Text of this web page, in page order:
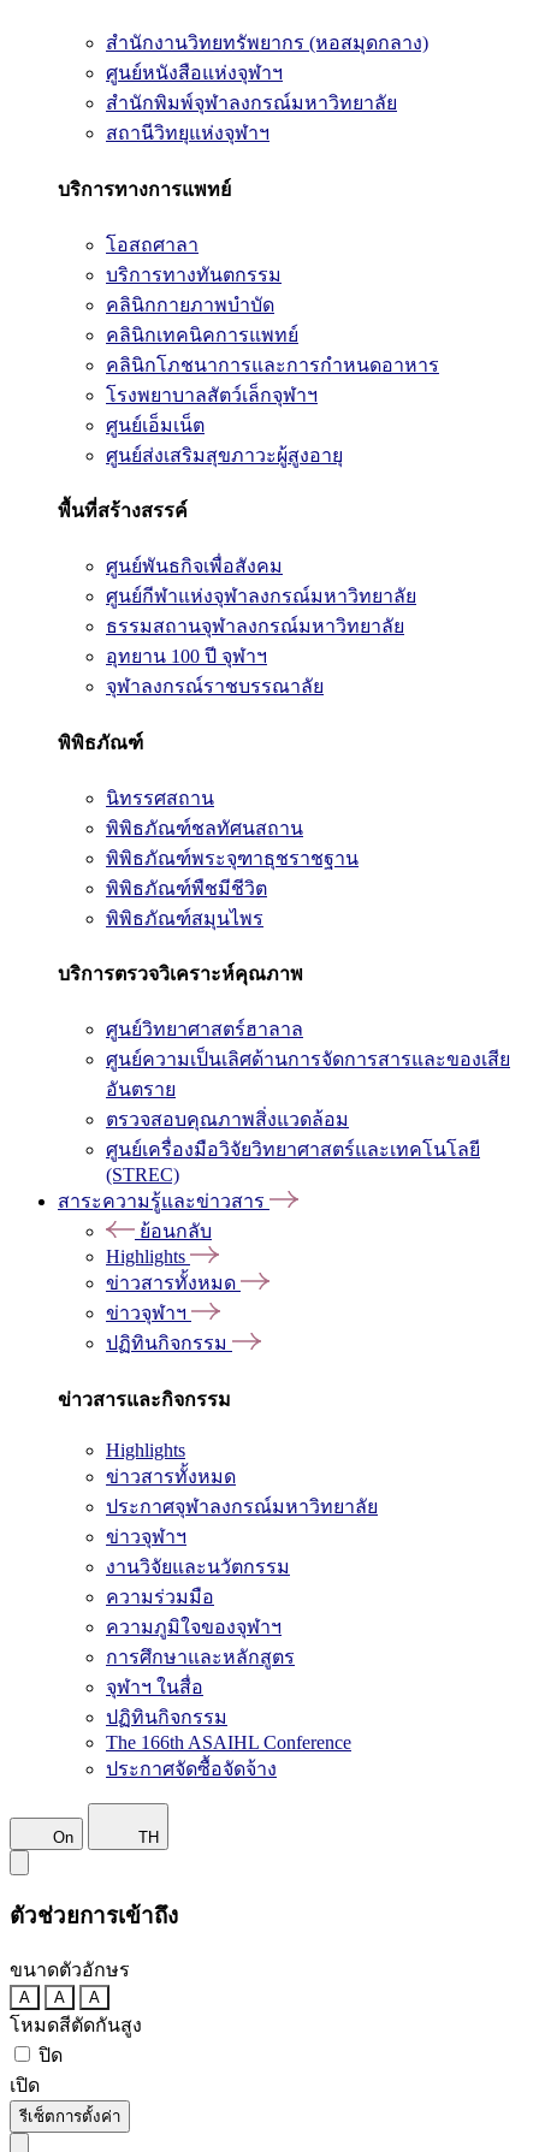
สำนักงานวิทยทรัพยากร (หอสมุดกลาง)
ศูนย์หนังสือแห่งจุฬาฯ
สำนักพิมพ์จุฬาลงกรณ์มหาวิทยาลัย
สถานีวิทยุแห่งจุฬาฯ
บริการทางการแพทย์
โอสถศาลา
บริการทางทันตกรรม
คลินิกกายภาพบำบัด
คลินิกเทคนิคการแพทย์
คลินิกโภชนาการและการกำหนดอาหาร
โรงพยาบาลสัตว์เล็กจุฬาฯ
ศูนย์เอ็มเน็ต
ศูนย์ส่งเสริมสุขภาวะผู้สูงอายุ
พื้นที่สร้างสรรค์
ศูนย์พันธกิจเพื่อสังคม
ศูนย์กีฬาแห่งจุฬาลงกรณ์มหาวิทยาลัย
ธรรมสถานจุฬาลงกรณ์มหาวิทยาลัย
อุทยาน 100 ปี จุฬาฯ
จุฬาลงกรณ์ราชบรรณาลัย
พิพิธภัณฑ์
นิทรรศสถาน
พิพิธภัณฑ์ชลทัศนสถาน
พิพิธภัณฑ์พระจุฑาธุชราชฐาน
พิพิธภัณฑ์พืชมีชีวิต
พิพิธภัณฑ์สมุนไพร
บริการตรวจวิเคราะห์คุณภาพ
ศูนย์วิทยาศาสตร์ฮาลาล
ศูนย์ความเป็นเลิศด้านการจัดการสารและของเสีย
อันตราย
ตรวจสอบคุณภาพสิ่งแวดล้อม
ศูนย์เครื่องมือวิจัยวิทยาศาสตร์และเทคโนโลยี
(STREC)
สาระความรู้และข่าวสาร
ย้อนกลับ
Highlights
ข่าวสารทั้งหมด
ข่าวจุฬาฯ
ปฏิทินกิจกรรม
ข่าวสารและกิจกรรม
Highlights
ข่าวสารทั้งหมด
ประกาศจุฬาลงกรณ์มหาวิทยาลัย
ข่าวจุฬาฯ
งานวิจัยและนวัตกรรม
ความร่วมมือ
ความภูมิใจของจุฬาฯ
การศึกษาและหลักสูตร
จุฬาฯ ในสื่อ
ปฏิทินกิจกรรม
The 166th ASAIHL Conference
ประกาศจัดซื้อจัดจ้าง
On TH
ตัวช่วยการเข้าถึง
ขนาดตัวอักษร
A A A
โหมดสีตัดกันสูง
ปิด
เปิด
รีเซ็ตการตั้งค่า